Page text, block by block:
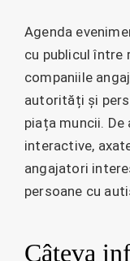
Agenda
cu publicul între
companiile
autorități și
piața muncii. De
interactive,
angajatori
persoane cu
Câteva